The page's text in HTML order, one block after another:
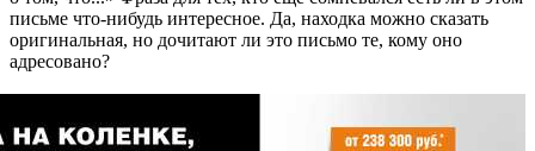
письме что-нибудь интересное. Да, находка можно сказать
оригинальная, но дочитают ли это письмо те, кому оно
адресовано?